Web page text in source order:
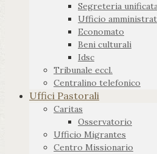
Segreteria
Ufficio
Economato
Beni culturali
Idsc
Tribunale eccl.
Centralino telefonico
Uffici Pastorali
Caritas
Osservatorio
Ufficio Migrantes
Centro Missionario